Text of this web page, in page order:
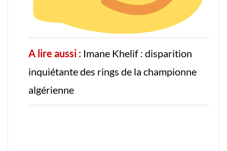
A lire aussi : Imane Khelif : disparition
inquiétante des rings de la championne
algérienne